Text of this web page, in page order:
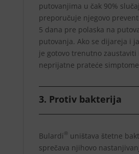
putovanjima u čak 90%
preporučuje njegovo
5 dana pre polaska na
putovanja. Ako se dijareja i
je gotovo trenutno zaustaviti
neprijatne prateće
3. Protiv bakterija
Bulardi ®uništava štetne
sprečava njihovo